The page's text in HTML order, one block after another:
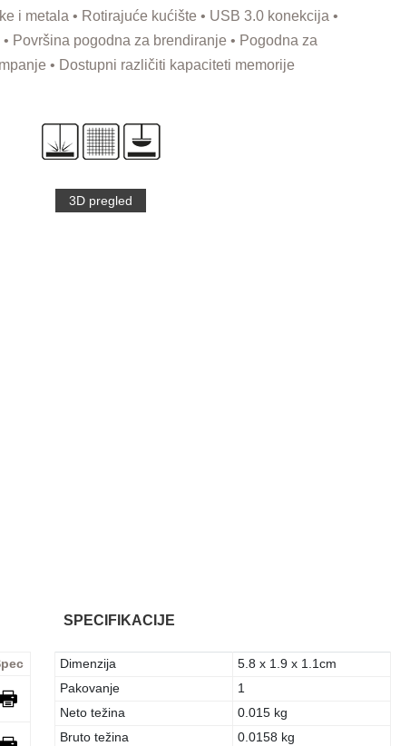
i metala • Rotirajuće kućište • USB 3.0 konekcija •
Površina pogodna za brendiranje • Pogodna za
• Dostupni različiti kapaciteti memorije
3D pregled
SPECIFIKACIJE
Dimenzija
5.8 x 1.9 x 1.1cm
Pakovanje
1
Neto težina
0.015 kg
Bruto težina
0.0158 kg